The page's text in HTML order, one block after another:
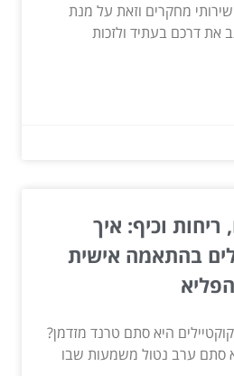
מחקרים וזאת על מנת
את דרכם בעתיד ולזכות
וכיף: איך
בהתאמה אישית
היא סתם טרנד מזדמן?
סתם ערב נטול משמעות שבו